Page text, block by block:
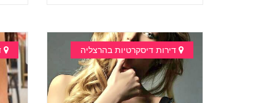
דירות דיסקרטיות בהרצליה